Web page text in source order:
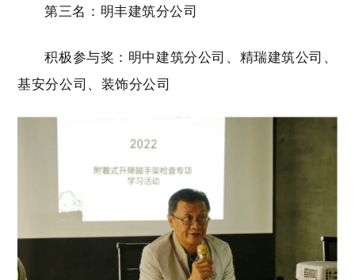
第三名：明丰建筑分公司
积极参与奖：明中建筑分公司、精瑞建筑公司、
基安分公司、装饰分公司